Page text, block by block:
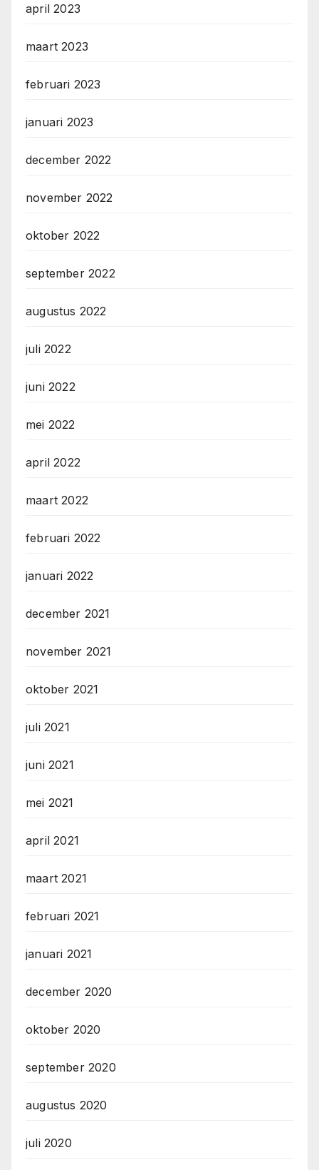
april 2023
maart 2023
februari 2023
januari 2023
december 2022
november 2022
oktober 2022
september 2022
augustus 2022
juli 2022
juni 2022
mei 2022
april 2022
maart 2022
februari 2022
januari 2022
december 2021
november 2021
oktober 2021
juli 2021
juni 2021
mei 2021
april 2021
maart 2021
februari 2021
januari 2021
december 2020
oktober 2020
september 2020
augustus 2020
juli 2020